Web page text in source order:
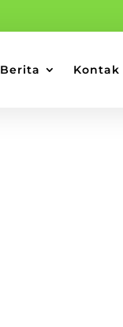
Berita Kontak